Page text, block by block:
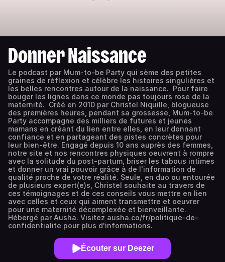
Donner Naissance
Le podcast par Mum-to-be Party qui sème des petites
graines de réflexion et célèbre les histoires singulières et
les belles rencontres autour de la naissance. Pour faire
bouger les lignes dans ce monde pas toujours rose de la
maternité. Créé en 2010 par Christel Niquille, blogueuse
des premières heures, pendant sa grossesse, Mum-to-be
Party accompagne des milliers de futures et jeunes
mamans en créant du lien entre elles, en leur donnant
confiance et en partageant des pistes concrètes pour
leur bien-être. Engagé depuis 10 ans auprès des femmes,
notre site et nos rencontres physiques oeuvrent à rompre
avec la solitude du post-partum, briser les tabous intimes
et donner un vrai pouvoir grâce à de l'information de
qualité proche de votre réalité. Seule, en duo ou entourée
de plusieurs expert(e)s, Christel souhaite au travers de
ces témoignages et de ces conseils vous mettre en lien
avec celles et ceux qui aiment transmettre et oeuvrer
pour une maternité décomplexée et bienveillante.
Hébergé par Ausha. Visitez ausha.co/fr/politique-de-
confidentialite pour plus d'informations.
Écouter sur Deezer